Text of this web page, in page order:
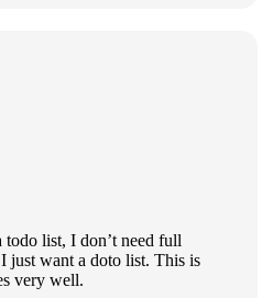
list, I don’t need full
just want a doto list. This is
very well.